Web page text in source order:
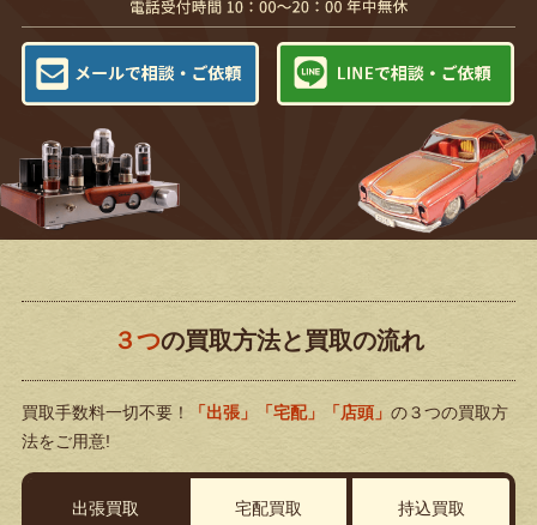
３つの買取方法と買取の流れ
買取手数料一切不要！ 「出張」「宅配」「店頭」 の３つの買取方
法をご用意!
出張買取 宅配買取 持込買取